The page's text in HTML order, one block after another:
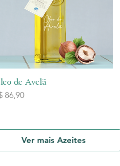
Visualização rápida
de Avelã
86,90
Ver mais Azeites